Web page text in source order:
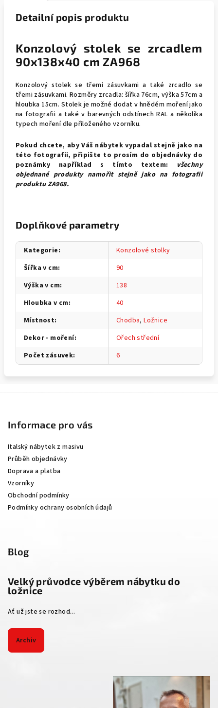
Detailní popis produktu
Konzolový stolek se zrcadlem
90x138x40 cm ZA968
Konzolový stolek se třemi zásuvkami a také zrcadlo se
třemi zásuvkami. Rozměry zrcadla: šířka 76cm, výška 57cm a
hloubka 15cm. Stolek je možné dodat v hnědém moření jako
na fotografii a také v barevných odstínech RAL a několika
typech moření dle přiloženého vzorníku.
Pokud chcete, aby Váš nábytek vypadal stejně jako na
této fotografii, připište to prosím do objednávky do
poznámky například s tímto textem: všechny
objednané produkty namořit stejně jako na fotografii
produktuZA968.
Doplňkové parametry
Kategorie:
Konzolové stolky
Šířka v cm:
90
Výška v cm:
138
Hloubka v cm:
40
Místnost: Chodba,Ložnice
Dekor - moření:
Ořech střední
Počet zásuvek: 6
Informace pro vás
Italský nábytek z masivu
Průběh objednávky
Doprava a platba
Vzorníky
Obchodní podmínky
Podmínky ochrany osobních údajů
Blog
Velký průvodce výběrem nábytku do
ložnice
Ať už jste se rozhod...
Archiv